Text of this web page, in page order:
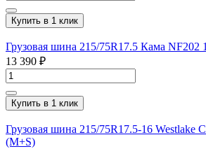
Купить в 1 клик
Грузовая шина 215/75R17.5 Кама NF202
13 390 ₽
Купить в 1 клик
Грузовая шина 215/75R17.5-16 Westlake
(M+S)